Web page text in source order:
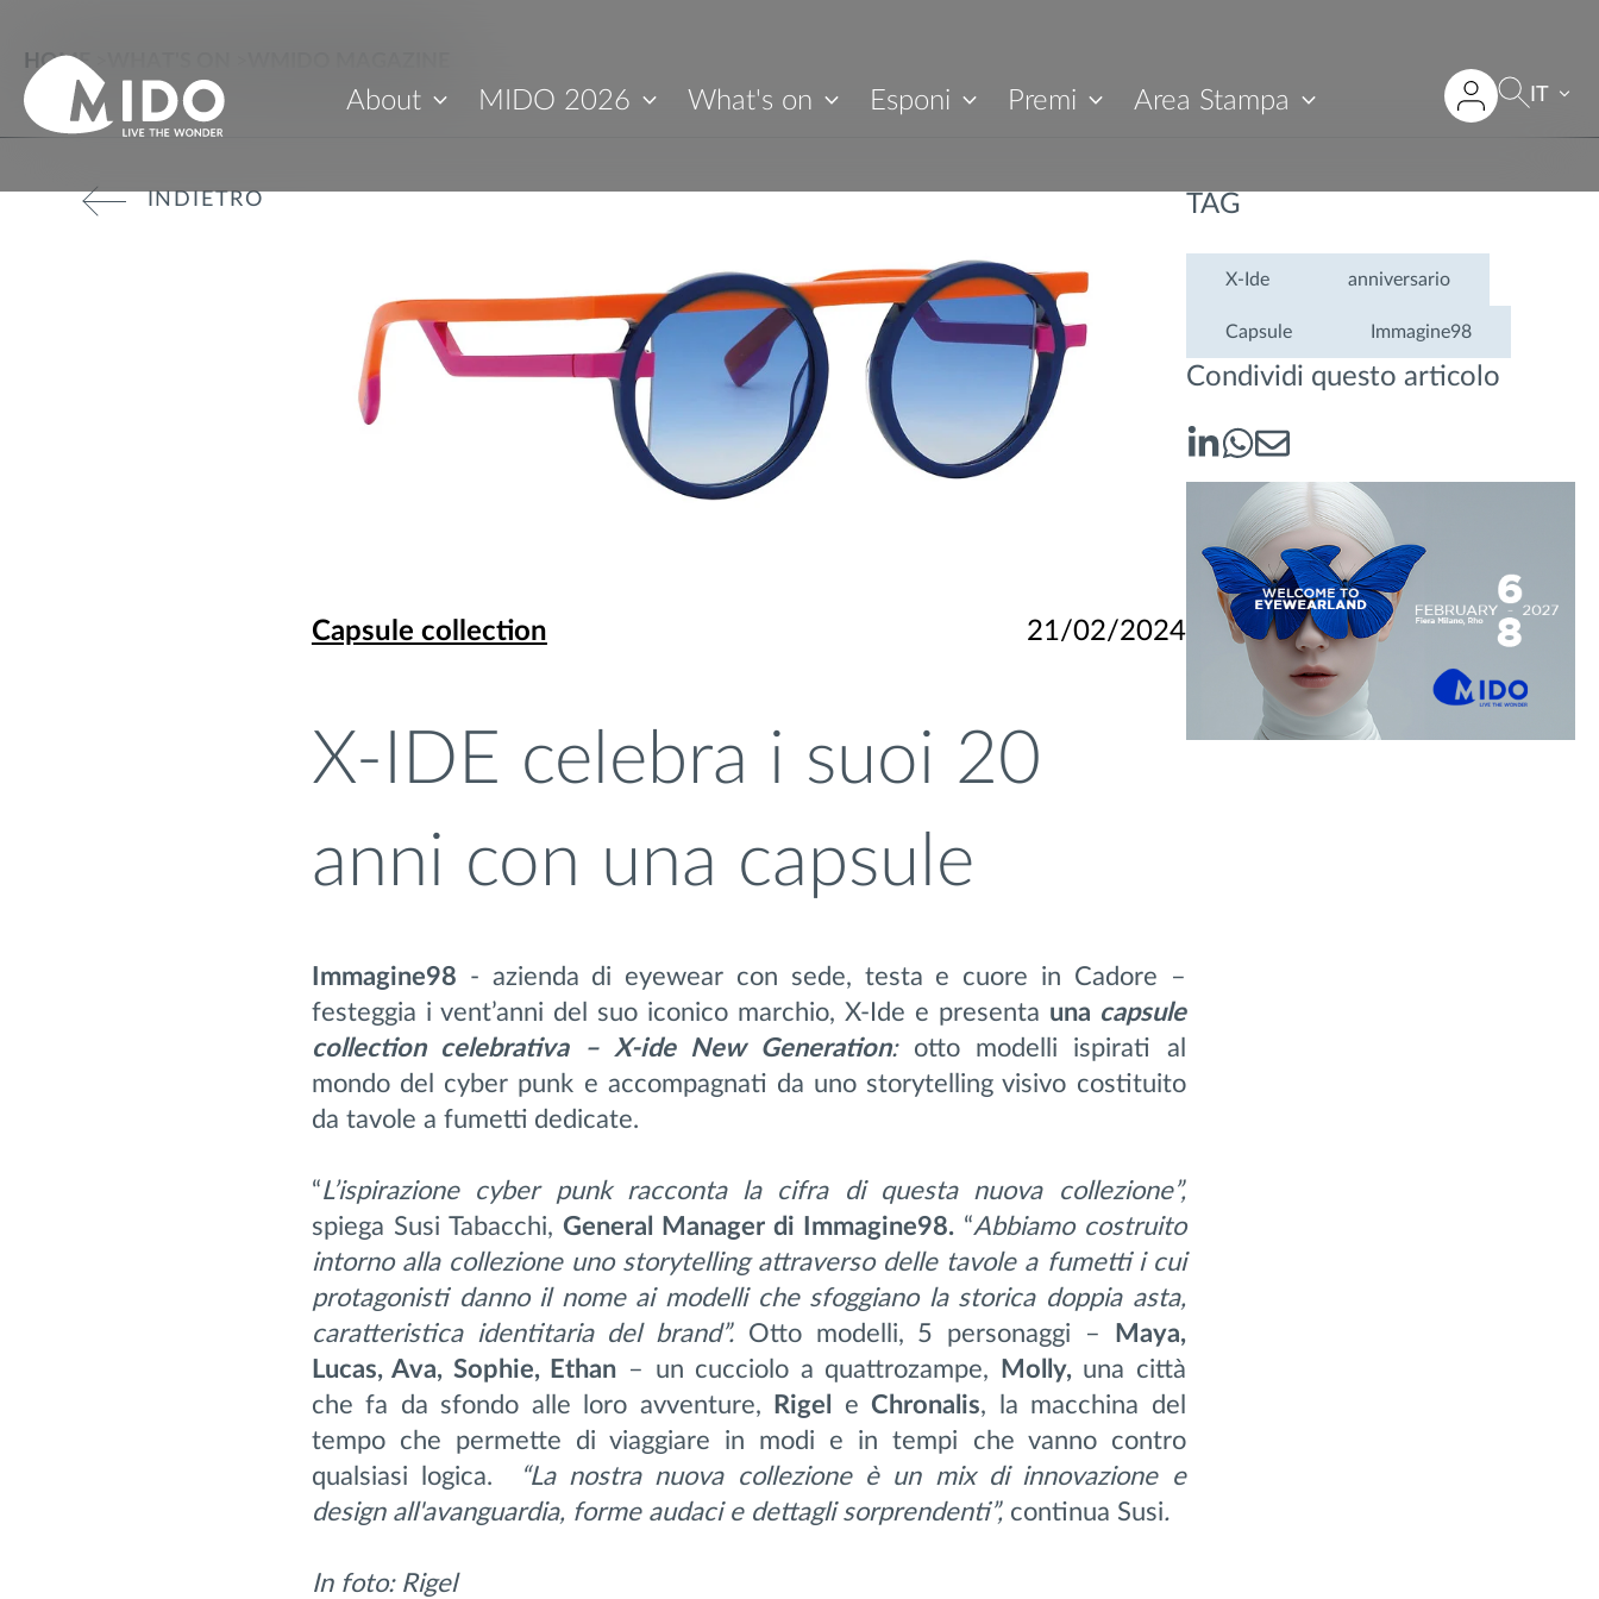
About MIDO 2026 What's on Esponi Premi Area Stampa
HOME
Capsule collection 21/02/2024
X-IDE celebra i suoi 20
anni con una capsule
Immagine98 - azienda di eyewear con sede, testa e cuore in Cadore –
festeggia i vent’anni del suo iconico marchio, X-Ide e presenta una capsule
collection celebrativa – X-ide New Generation: otto modelli ispirati al
mondo del cyber punk e accompagnati da uno storytelling visivo costituito
da tavole a fumetti dedicate.
“L’ispirazione cyber punk racconta la cifra di questa nuova collezione”,
spiega Susi Tabacchi, General Managerdi Immagine98.“Abbiamo costruito
intorno alla collezione uno storytelling attraverso delle tavole a fumetti i cui
protagonisti danno il nome ai modelli che sfoggiano la storica doppia asta,
caratteristica identitaria del brand”. Otto modelli, 5 personaggi –
Maya,
Lucas, Ava, Sophie, Ethan – un cucciolo a quattrozampe, Molly,una città
che fa da sfondo alle loro avventure,
Rigel e C hronalis, la macchina del
tempo che permette di viaggiare in modi e in tempi che vanno contro
qualsiasi logica.
“La nostra nuova collezione è un mix di innovazione e
design all'avanguardia, forme audaci e dettagli sorprendenti”, continua Susi.
In foto: Rigel
TAG
X-Ide anniversario
Capsule Immagine98
Condividi questo articolo
INDIETRO